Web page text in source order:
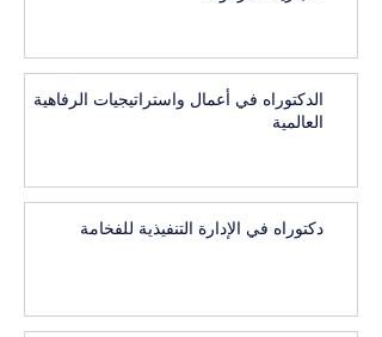
الدكتوراه في أعمال واستراتيجيات الرفاهية
العالمية
دكتوراه في الإدارة التنفيذية للفخامة